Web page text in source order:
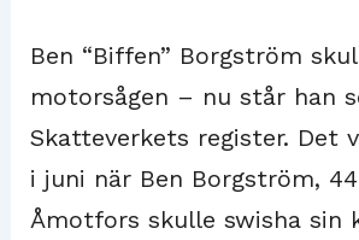
Ben “Biffen” Borgström
motorsågen – nu står han
Skatteverkets register. Det
i juni när Ben Borgström,
Åmotfors skulle swisha sin